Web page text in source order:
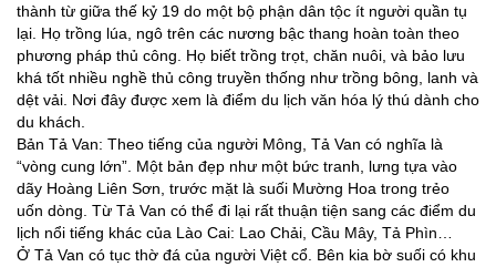
thành từ giữa thế kỷ 19 do một bộ phận dân tộc ít người quần tụ
lại. Họ trồng lúa, ngô trên các nương bậc thang hoàn toàn theo
phương pháp thủ công. Họ biết trồng trọt, chăn nuôi, và bảo lưu
khá tốt nhiều nghề thủ công truyền thống như trồng bông, lanh và
dệt vải. Nơi đây được xem là điểm du lịch văn hóa lý thú dành cho
du khách.
Bản Tả Van: Theo tiếng của người Mông, Tả Van có nghĩa là
“vòng cung lớn”. Một bản đẹp như một bức tranh, lưng tựa vào
dãy Hoàng Liên Sơn, trước mặt là suối Mường Hoa trong trẻo
uốn dòng. Từ Tả Van có thể đi lại rất thuận tiện sang các điểm du
lịch nổi tiếng khác của Lào Cai: Lao Chải, Cầu Mây, Tả Phìn…
Ở Tả Van có tục thờ đá của người Việt cổ. Bên kia bờ suối có khu